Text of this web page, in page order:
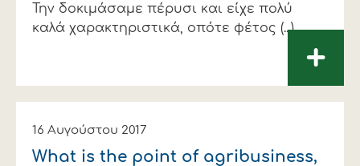
Την δοκιμάσαμε πέρυσι και είχε πολύ
καλά χαρακτηριστικά, οπότε φέτος (...)
+
16 Αυγούστου 2017
What is the point of agribusiness,